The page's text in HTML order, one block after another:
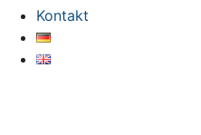
Kontakt